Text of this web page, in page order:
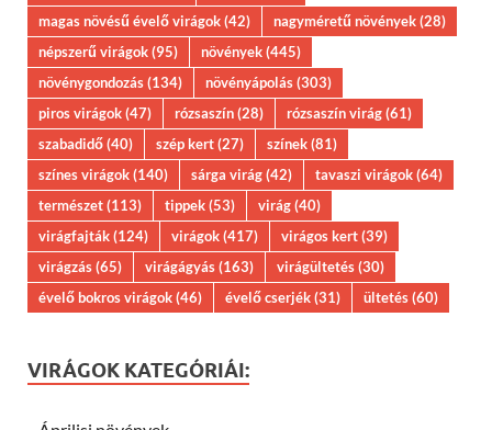
magas növésű évelő virágok(42) nagyméretű növények(28)
népszerű virágok(95) növények(445)
növénygondozás(134) növényápolás(303)
piros virágok(47) rózsaszín(28) rózsaszín virág(61)
szabadidő(40) szép kert(27) színek(81)
színes virágok(140) sárga virág(42) tavaszi virágok(64)
természet(113) tippek(53) virág(40)
virágfajták(124) virágok(417) virágos kert(39)
virágzás(65) virágágyás(163) virágültetés(30)
évelő bokros virágok(46) évelő cserjék(31) ültetés(60)
VIRÁGOK KATEGÓRIÁI: